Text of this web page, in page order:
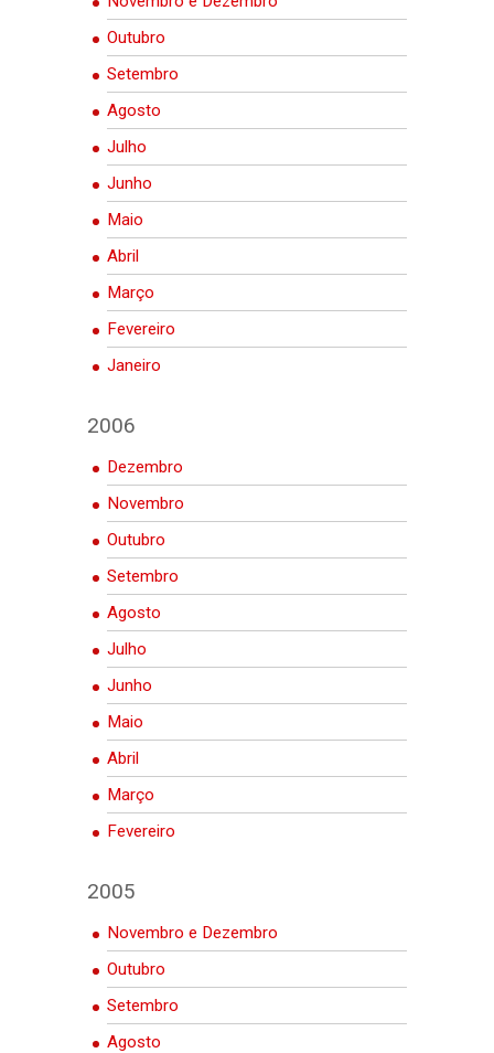
Outubro
Setembro
Agosto
Julho
Junho
Maio
Abril
Março
Fevereiro
Janeiro
2006
Dezembro
Novembro
Outubro
Setembro
Agosto
Julho
Junho
Maio
Abril
Março
Fevereiro
2005
Novembro e Dezembro
Outubro
Setembro
Agosto